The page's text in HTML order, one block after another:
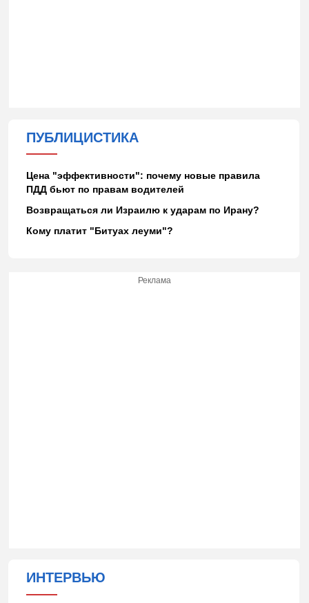
ПУБЛИЦИСТИКА
Цена "эффективности": почему новые правила
ПДД бьют по правам водителей
Возвращаться ли Израилю к ударам по Ирану?
Кому платит "Битуах леуми"?
Реклама
ИНТЕРВЬЮ